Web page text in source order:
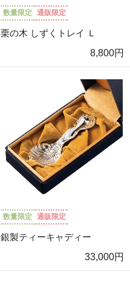
数量限定 通販限定
栗の木 しずくトレイ Ｌ
8,800円
数量限定 通販限定
銀製ティーキャディー
33,000円